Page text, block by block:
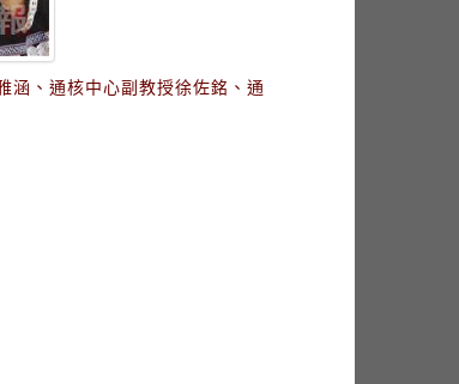
涵、通核中心副教授徐佐銘、通